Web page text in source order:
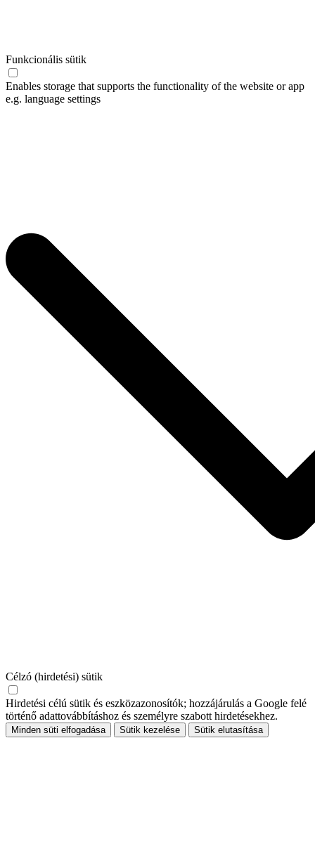
Funkcionális sütik
Enables storage that supports the functionality of the website or app
e.g. language settings
Célzó (hirdetési) sütik
Hirdetési célú sütik és eszközazonosítók; hozzájárulás a Google felé
történő adattovábbításhoz és személyre szabott hirdetésekhez.
Minden süti elfogadása Sütik kezelése Sütik elutasítása